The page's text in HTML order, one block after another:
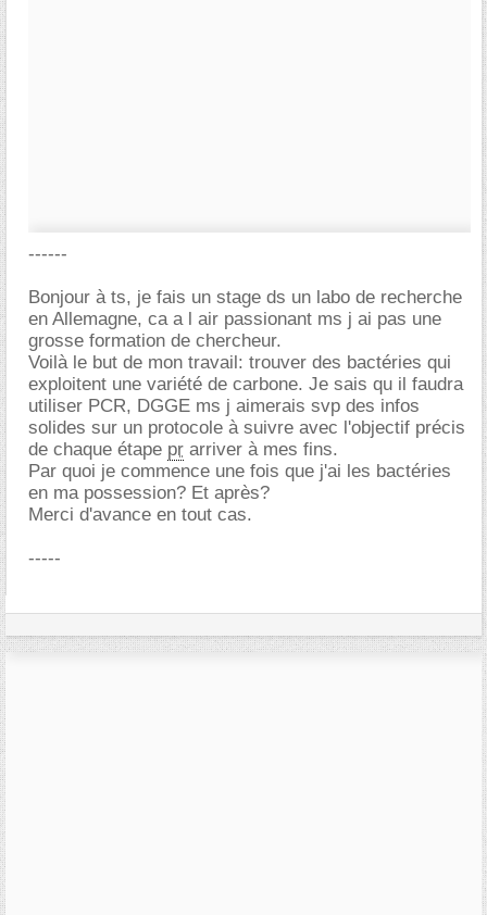
------
Bonjour à ts, je fais un stage ds un labo de recherche
en Allemagne, ca a l air passionant ms j ai pas une
grosse formation de chercheur.
Voilà le but de mon travail: trouver des bactéries qui
exploitent une variété de carbone. Je sais qu il faudra
utiliser PCR, DGGE ms j aimerais svp des infos
solides sur un protocole à suivre avec l'objectif précis
de chaque étape pr arriver à mes fins.
Par quoi je commence une fois que j'ai les bactéries
en ma possession? Et après?
Merci d'avance en tout cas.
-----